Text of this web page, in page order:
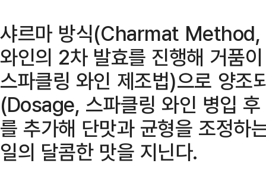
샤르마 방식(Charmat Method,
와인의 2차 발효를 진행해 거품
스파클링 와인 제조법)으로 양
(Dosage, 스파클링 와인 병입
를 추가해 단맛과 균형을 조정하
일의 달콤한 맛을 지닌다.